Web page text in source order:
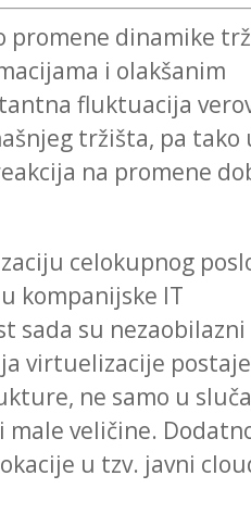
promene dinamike
i olakšanim
fluktuacija
tržišta, pa tako
na promene
celokupnog
kompanijske IT
sada su nezaobilazni
virtuelizacije postaje
ne samo u
veličine.
u tzv. javni